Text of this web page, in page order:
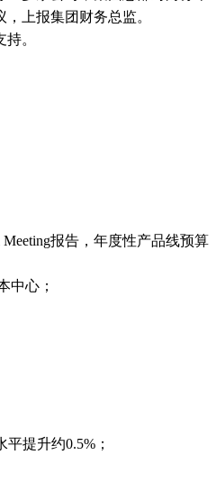
上报集团财务总监。
。
报告，年度性产品线预算
中心；
提升约0.5%；